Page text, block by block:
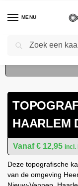
MENU
Home Kaarten -
HAARLEM
€ 12,95 incl.
Deze topografische
van de omgeving